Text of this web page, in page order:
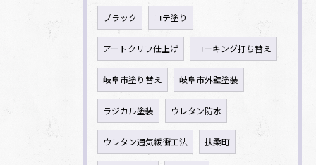
ブラック コテ塗り
アートクリフ仕上げ コーキング打ち替え
岐阜市塗り替え 岐阜市外壁塗装
ラジカル塗装 ウレタン防水
ウレタン通気緩衝工法 扶桑町